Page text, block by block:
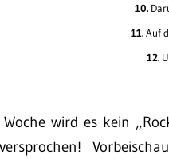
10.
11.Auf
12.
wird es kein